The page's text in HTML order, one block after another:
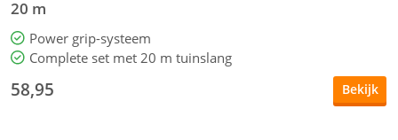
20 m
Power grip-systeem
Complete set met 20 m tuinslang
58,95 Bekijk